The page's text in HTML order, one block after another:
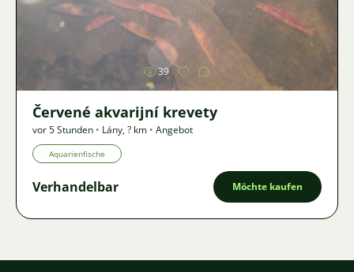
Bild
39
Červené akvarijní krevety
vor 5 Stunden • Lány,? km • Angebot
Aquarienfische
Verhandelbar Möchte kaufen